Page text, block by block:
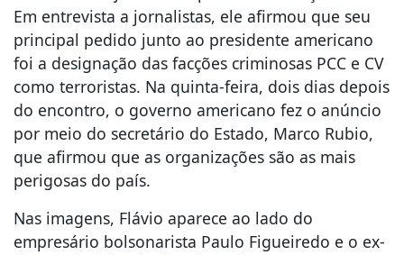
Em entrevista a jornalistas, ele afirmou que seu
principal pedido junto ao presidente americano
foi a designação das facções criminosas PCC e CV
como terroristas. Na quinta-feira, dois dias depois
do encontro, o governo americano fez o anúncio
por meio do secretário do Estado, Marco Rubio,
que afirmou que as organizações são as mais
perigosas do país.
Nas imagens, Flávio aparece ao lado do
empresário bolsonarista Paulo Figueiredo e o ex-